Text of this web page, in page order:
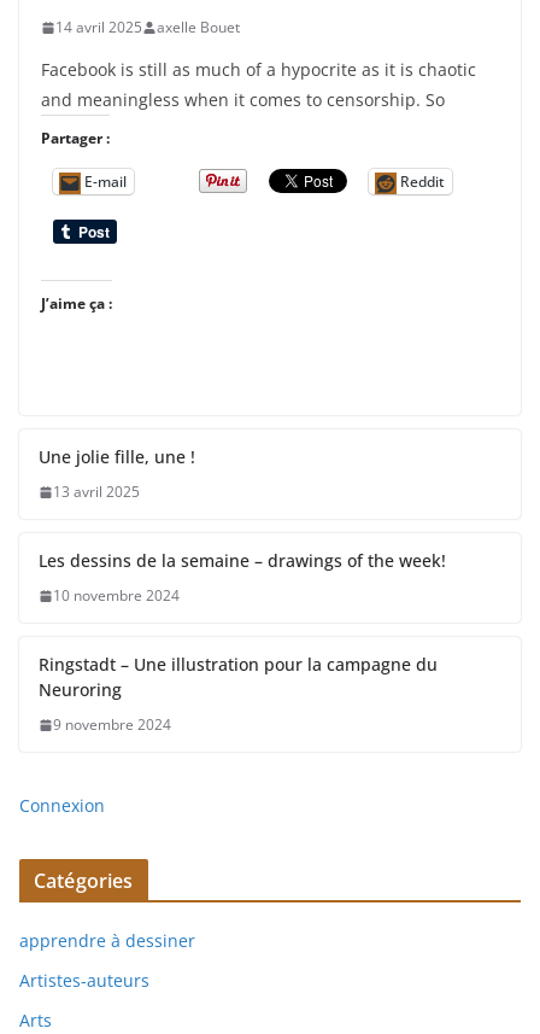
14 avril 2025 axelle Bouet
Facebook is still as much of a hypocrite as it is chaotic
and meaningless when it comes to censorship. So
Partager :
E-mail Reddit
J’aime ça :
Une jolie fille, une !
13 avril 2025
Les dessins de la semaine – drawings of the week!
10 novembre 2024
Ringstadt – Une illustration pour la campagne du
Neuroring
9 novembre 2024
Connexion
Catégories
apprendre à dessiner
Artistes-auteurs
Arts